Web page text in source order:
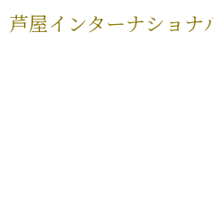
芦屋インターナショナ